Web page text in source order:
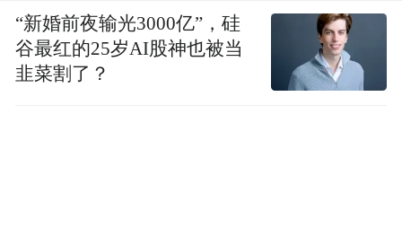
“新婚前夜输光3000亿”，硅
谷最红的25岁AI股神也被当
韭菜割了？